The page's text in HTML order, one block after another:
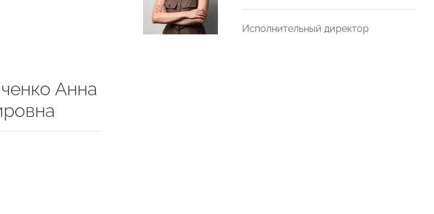
Исполнительный директор
Анна